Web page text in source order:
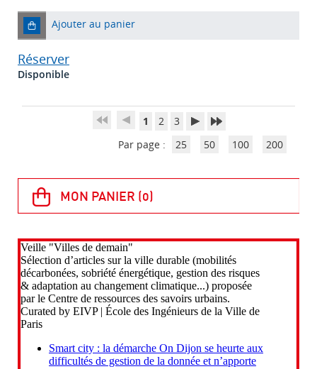
Ajouter au panier
Réserver
Disponible
1 2
3
Par page :
25 50 100 200